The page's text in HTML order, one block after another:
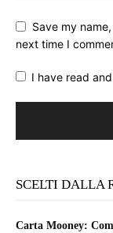
Save my
next time I
I have read
SCELTI DALLA
Carta Mooney: